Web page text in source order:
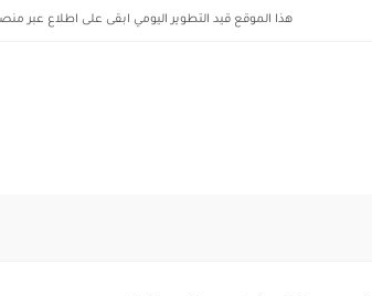
هذا الموقع قيد التطوير اليومي ابقى على اطلاع عبر